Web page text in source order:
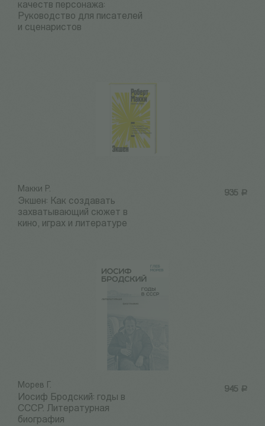
качеств персонажа:
Руководство для писателей
и сценаристов
935 Р
Макки Р.
Экшен: Как создавать
захватывающий сюжет в
кино, играх и литературе
945 Р
Морев Г.
Иосиф Бродский: годы в
СССР. Литературная
биография